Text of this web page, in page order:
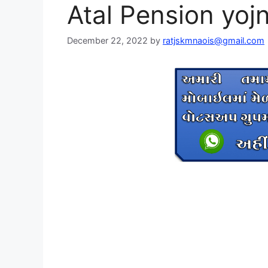
Atal Pension
December 22, 2022 by ratjskmnaois@gmail.com